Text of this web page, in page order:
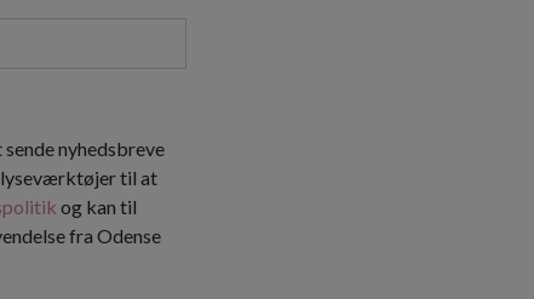
nyhedsbreve
til at
og kan til
fra Odense